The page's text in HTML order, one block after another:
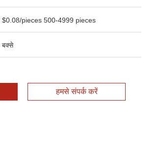
$0.08/pieces 500-4999 pieces
बक्से
हमसे संपर्क करें